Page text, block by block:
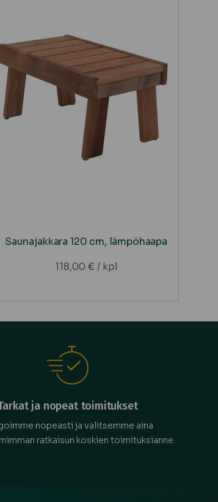
Saunajakkara 120 cm, lämpöhaapa
118,00 € / kpl
ja nopeat toimitukset
nopeasti ja valitsemme aina
ratkaisun koskien toimituksianne.